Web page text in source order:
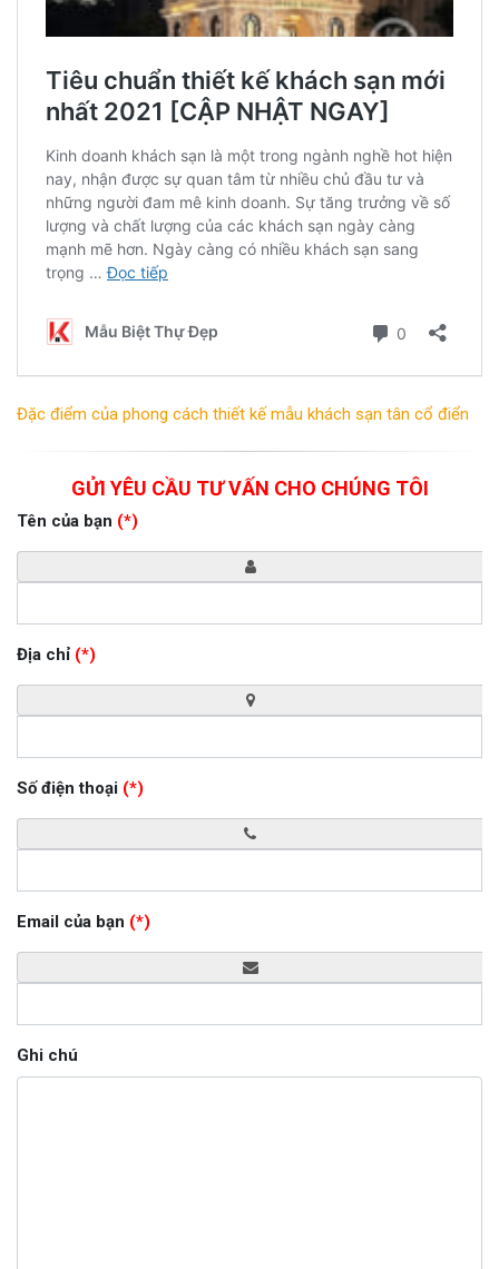
Đặc điểm của phong cách thiết kế mẫu khách sạn tân cổ điển
GỬI YÊU CẦU TƯ VẤN CHO CHÚNG TÔI
Tên của bạn (*)
Địa chỉ (*)
Số điện thoại (*)
Email của bạn (*)
Ghi chú